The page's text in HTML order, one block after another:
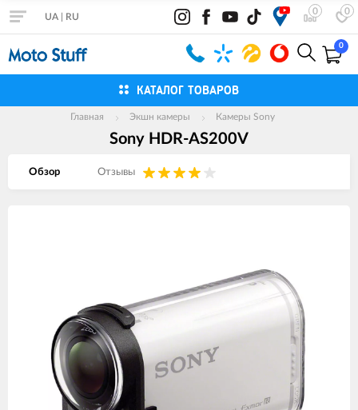
0 0
UA RU
0
КАТАЛОГ ТОВАРОВ
Главная Экшн камеры Камеры Sony
Sony HDR-AS200V
Обзор Отзывы